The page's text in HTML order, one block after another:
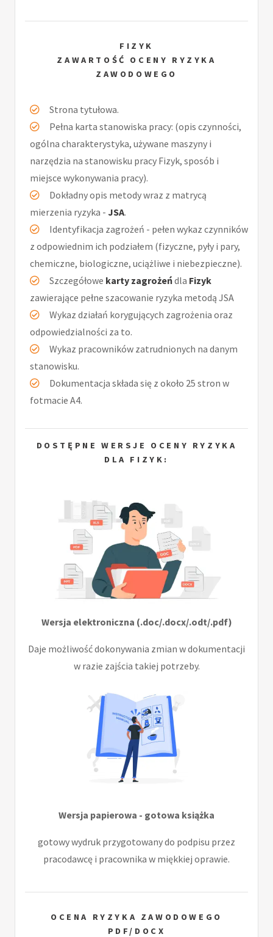
FIZYK
ZAWARTOŚĆ OCENY RYZYKA
ZAWODOWEGO
Strona tytułowa.
Pełna karta stanowiska pracy: (opis czynności,
ogólna charakterystyka, używane maszyny i
narzędzia na stanowisku pracy Fizyk, sposób i
miejsce wykonywania pracy).
Dokładny opis metody wraz z matrycą
mierzenia ryzyka - JSA.
Identyfikacja zagrożeń - pełen wykaz czynników
z odpowiednim ich podziałem (fizyczne, pyły i pary,
chemiczne, biologiczne, uciążliwe i niebezpieczne).
Szczegółowe karty zagrożeńdla Fizyk
zawierające pełne szacowanie ryzyka metodą JSA
Wykaz działań korygujących zagrożenia oraz
odpowiedzialności za to.
Wykaz pracowników zatrudnionych na danym
stanowisku.
Dokumentacja składa się z około 25 stron w
fotmacie A4.
DOSTĘPNE WERSJE OCENY RYZYKA
DLA FIZYK:
Wersja elektroniczna (.doc/.docx/.odt/.pdf)
Daje możliwość dokonywania zmian w dokumentacji
w razie zajścia takiej potrzeby.
Wersja papierowa - gotowa książka
gotowy wydruk przygotowany do podpisu przez
pracodawcę i pracownika w miękkiej oprawie.
OCENA RYZYKA ZAWODOWEGO
PDF/DOCX